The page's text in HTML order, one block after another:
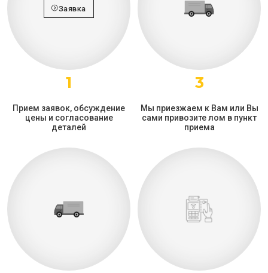
Заявка
1
Прием заявок, обсуждение
цены и согласование
деталей
3
Мы приезжаем к Вам или Вы
сами привозите лом в пункт
приема